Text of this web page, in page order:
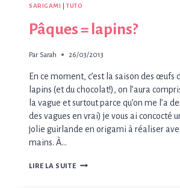
SARIGAMI |TUTO
Pâques = lapins?
Par Sarah 26/03/2013
En ce moment, c’est la saison des œufs
lapins (et du chocolat!), on l’aura
la vague et surtout parce qu’on me l’a
des vagues en vrai) je vous ai concocté
jolie guirlande en origami à réaliser
mains. À…
LIRE LA SUITEPÂQUES